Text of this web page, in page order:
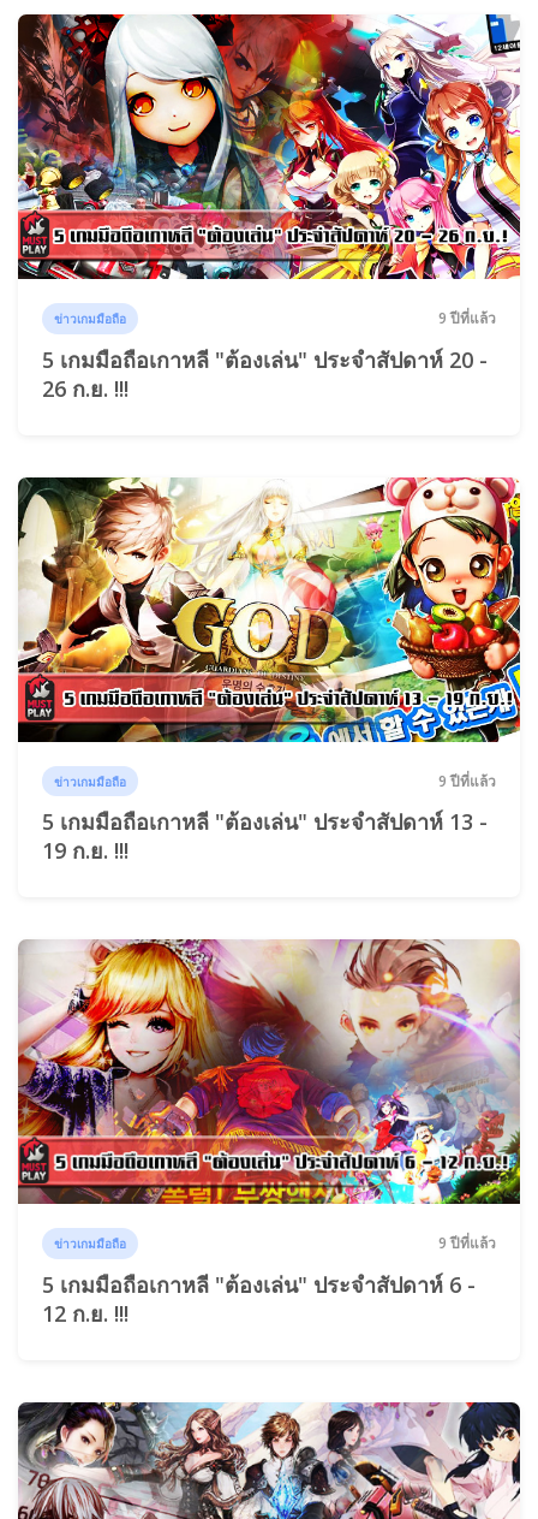
ข่าวเกมมือถือ 9 ปีที่แล้ว
5 เกมมือถือเกาหลี "ต้องเล่น" ประจำสัปดาห์ 20 -
26 ก.ย. !!!
ข่าวเกมมือถือ 9 ปีที่แล้ว
5 เกมมือถือเกาหลี "ต้องเล่น" ประจำสัปดาห์ 13 -
19 ก.ย. !!!
ข่าวเกมมือถือ 9 ปีที่แล้ว
5 เกมมือถือเกาหลี "ต้องเล่น" ประจำสัปดาห์ 6 -
12 ก.ย. !!!